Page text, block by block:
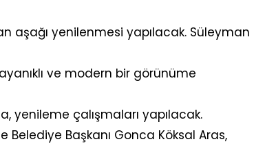
aşağı yenilenmesi yapılacak. Süleyman
ve modern bir görünüme
yenileme çalışmaları yapılacak.
Belediye Başkanı Gonca Köksal Aras,